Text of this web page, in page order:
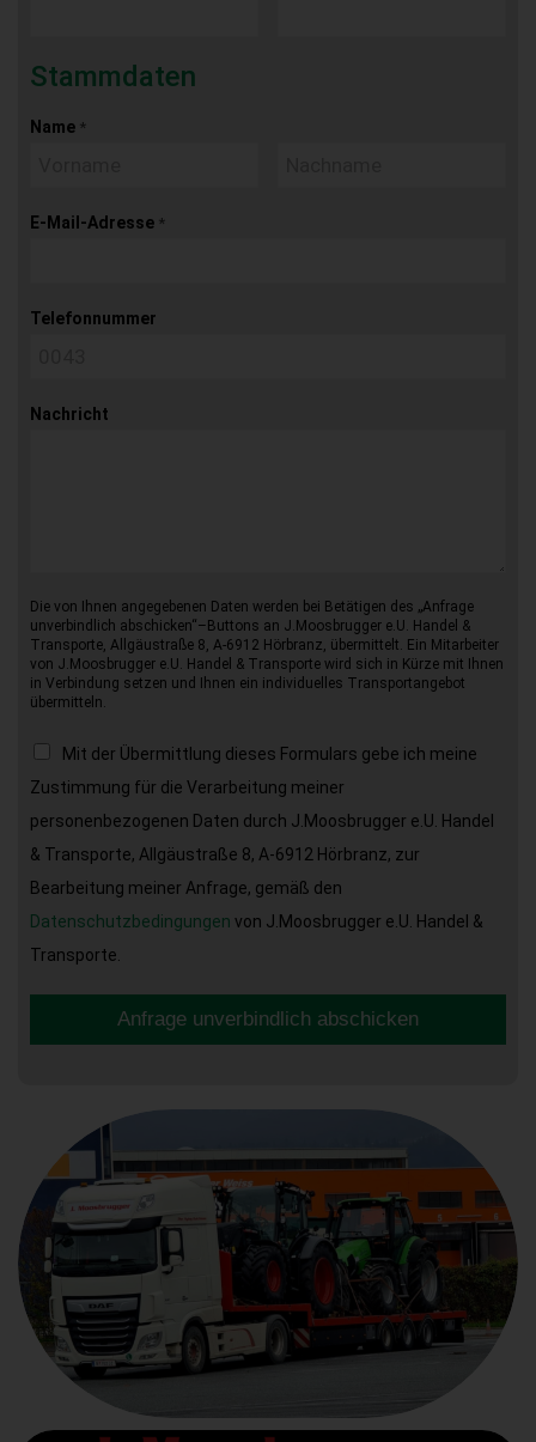
Stammdaten
Name *
E-Mail-Adresse *
Telefonnummer
Nachricht
Die von Ihnen angegebenen Daten werden bei Betätigen des „Anfrage
unverbindlich abschicken“–Buttons an J.Moosbrugger e.U. Handel &
Transporte, Allgäustraße 8, A-6912 Hörbranz, übermittelt. Ein Mitarbeiter
von J.Moosbrugger e.U. Handel & Transporte wird sich in Kürze mit Ihnen
in Verbindung setzen und Ihnen ein individuelles Transportangebot
übermitteln.
Mit der Übermittlung dieses Formulars gebe ich meine
Zustimmung für die Verarbeitung meiner
personenbezogenen Daten durch J.Moosbrugger e.U. Handel
& Transporte, Allgäustraße 8, A-6912 Hörbranz, zur
Bearbeitung meiner Anfrage, gemäß den
Datenschutzbedingungen von J.Moosbrugger e.U. Handel &
Transporte.
Anfrage unverbindlich abschicken